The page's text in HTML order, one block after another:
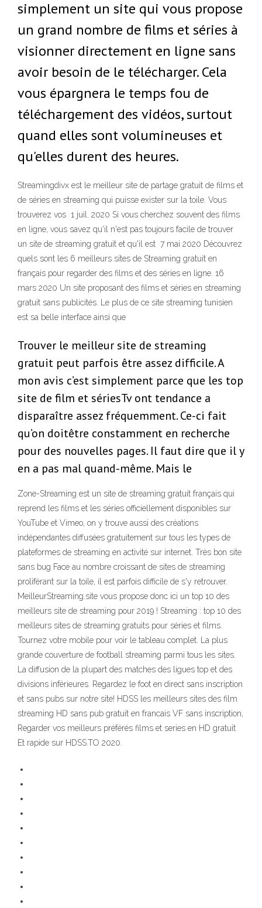
simplement un site qui vous propose
un grand nombre de films et séries à
visionner directement en ligne sans
avoir besoin de le télécharger. Cela
vous épargnera le temps fou de
téléchargement des vidéos, surtout
quand elles sont volumineuses et
qu'elles durent des heures.
Streamingdivx est le meilleur site de partage gratuit de films et
de séries en streaming qui puisse exister sur la toile. Vous
trouverez vos 1 juil. 2020 Si vous cherchez souvent des films
en ligne, vous savez qu'il n'est pas toujours facile de trouver
un site de streaming gratuit et qu'il est 7 mai 2020 Découvrez
quels sont les 6 meilleurs sites de Streaming gratuit en
français pour regarder des films et des séries en ligne. 16
mars 2020 Un site proposant des films et séries en streaming
gratuit sans publicités. Le plus de ce site streaming tunisien
est sa belle interface ainsi que
Trouver le meilleur site de streaming
gratuit peut parfois être assez difficile. A
mon avis c’est simplement parce que les top
site de film et sériesTv ont tendance a
disparaître assez fréquemment. Ce-ci fait
qu’on doitêtre constamment en recherche
pour des nouvelles pages. Il faut dire que il y
en a pas mal quand-même. Mais le
Zone-Streaming est un site de streaming gratuit français qui
reprend les films et les séries officiellement disponibles sur
YouTube et Vimeo, on y trouve aussi des créations
indépendantes diffusées gratuitement sur tous les types de
plateformes de streaming en activité sur internet. Très bon site
sans bug Face au nombre croissant de sites de streaming
proliférant sur la toile, il est parfois difficile de s'y retrouver.
MeilleurStreaming.site vous propose donc ici un top 10 des
meilleurs site de streaming pour 2019 ! Streaming : top 10 des
meilleurs sites de streaming gratuits pour séries et films.
Tournez votre mobile pour voir le tableau complet. La plus
grande couverture de football streaming parmi tous les sites.
La diffusion de la plupart des matches des ligues top et des
divisions inférieures. Regardez le foot en direct sans inscription
et sans pubs sur notre site! HDSS les meilleurs sites des film
streaming HD sans pub gratuit en francais VF sans inscription,
Regarder vos meilleurs préférés films et series en HD gratuit
Et rapide sur HDSS.TO 2020.